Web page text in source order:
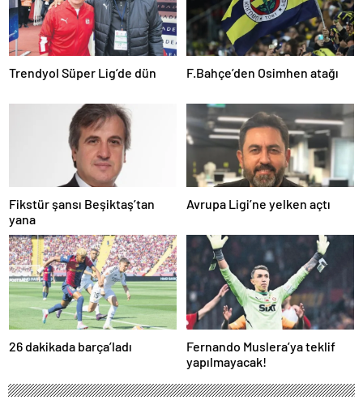
Trendyol Süper Lig’de dün F.Bahçe’den Osimhen atağı
Fikstür şansı Beşiktaş’tan
yana
Avrupa Ligi’ne yelken açtı
26 dakikada barça’ladı
Fernando Muslera’ya teklif
yapılmayacak!